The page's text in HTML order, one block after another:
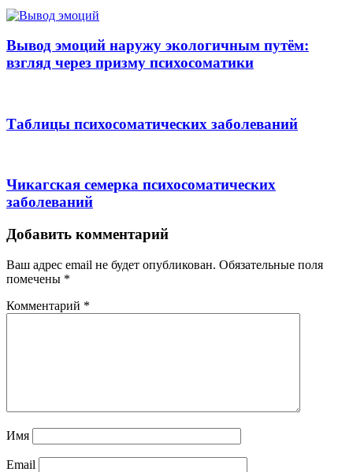
Вывод эмоций наружу экологичным путём:
взгляд через призму психосоматики
Таблицы психосоматических заболеваний
Чикагская семерка психосоматических
заболеваний
Добавить комментарий
Ваш адрес email не будет опубликован. Обязательные поля
помечены *
Комментарий *
Имя
Email